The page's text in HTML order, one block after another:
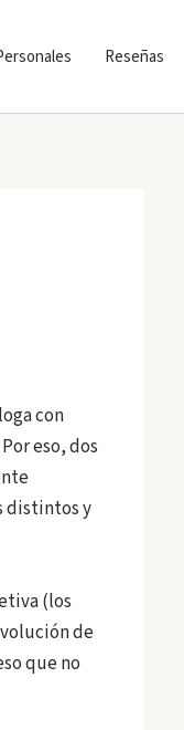
Reseñas
con
eso, dos
distintos y
(los
de
que no